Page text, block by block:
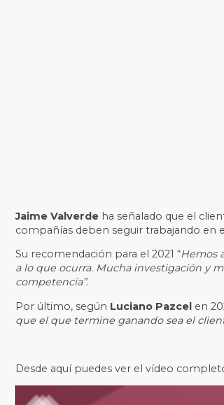
Jaime Valverde ha señalado que el
compañías deben seguir trabajando en
Su recomendación para el 2021 “Hemos
a lo que ocurra. Mucha investigación y
competencia”.
Por último, según Luciano Pazcel en
que el que termine ganando sea el
Desde aquí puedes ver el vídeo